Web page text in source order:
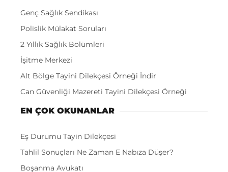
Genç Sağlık Sendikası
Polislik Mülakat Soruları
2 Yıllık Sağlık Bölümleri
İşitme Merkezi
Alt Bölge Tayini Dilekçesi Örneği İndir
Can Güvenliği Mazereti Tayini Dilekçesi Örneği
EN ÇOK OKUNANLAR
Eş Durumu Tayin Dilekçesi
Tahlil Sonuçları Ne Zaman E Nabıza Düşer?
Boşanma Avukatı